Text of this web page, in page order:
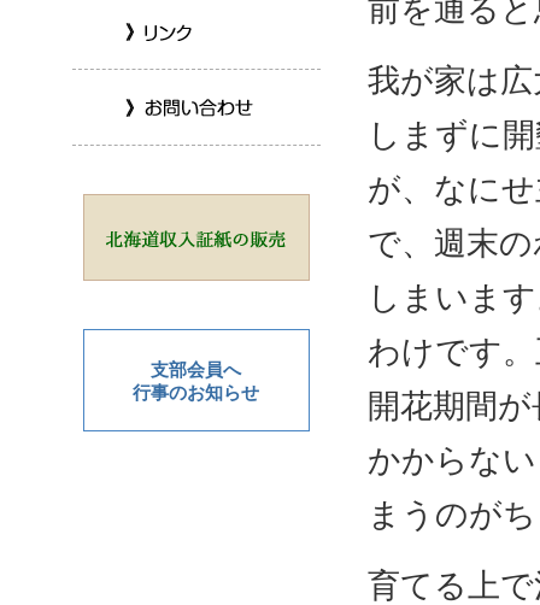
支部会員へ
行事のお知らせ
前を通る
我が家は
しまずに
が、なに
で、週末
しまいま
わけです
開花期間
かからな
まうのが
育てる上